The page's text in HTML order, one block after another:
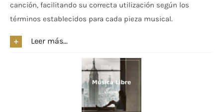
canción, facilitando su correcta utilización según los
términos establecidos para cada pieza musical.
Leer más...